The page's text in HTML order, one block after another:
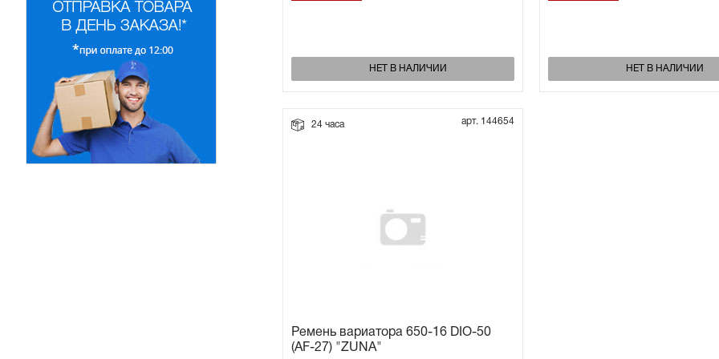
НЕТ В НАЛИЧИИ НЕТ В НАЛИЧИИ
24 часа арт. 144654
Ремень вариатора 650-16 DIO-50
(AF-27) "ZUNA"